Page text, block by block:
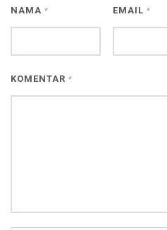
NAMA * EMAIL *
KOMENTAR *